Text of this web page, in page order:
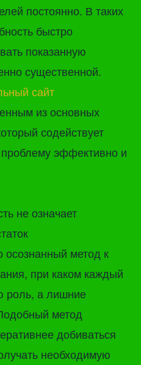
постоянно. В таких
быстро
показанную
существенной.
сайт
из основных
содействует
эффективно и
не означает
осознанный метод к
при каком каждый
роль, а лишние
метод
добиваться
необходимую